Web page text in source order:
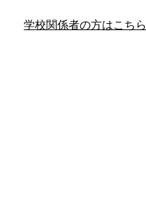
学校関係者の方はこちら